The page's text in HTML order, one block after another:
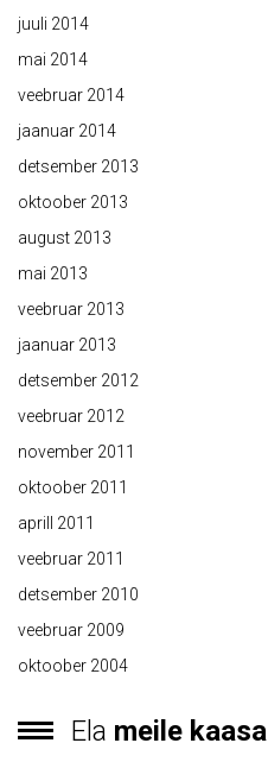
juuli 2014
mai 2014
veebruar 2014
jaanuar 2014
detsember 2013
oktoober 2013
august 2013
mai 2013
veebruar 2013
jaanuar 2013
detsember 2012
veebruar 2012
november 2011
oktoober 2011
aprill 2011
veebruar 2011
detsember 2010
veebruar 2009
oktoober 2004
Ela meile kaasa